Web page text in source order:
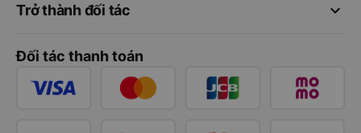
keyboard_arrow_down
Trở thành đối tác
Đối tác thanh toán